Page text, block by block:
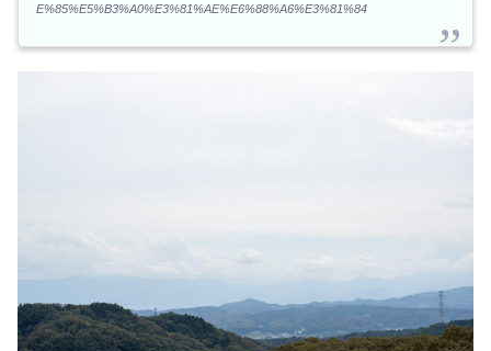
E%85%E5%B3%A0%E3%81%AE%E6%88%A6%E3%81%84